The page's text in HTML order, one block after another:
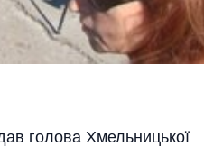
голова Хмельницької